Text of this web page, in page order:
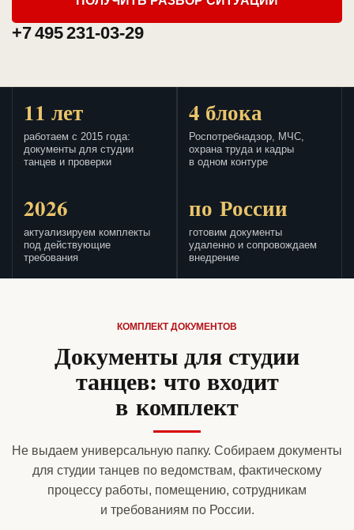
+7 495 231-03-29
11 лет
работаем с 2015 года:
документы для студии
танцев и проверки
4 блока
Роспотребнадзор, МЧС,
охрана труда и кадры
в одном контуре
2026
актуализируем комплекты
под действующие
требования
по России
готовим документы
удаленно и сопровождаем
внедрение
КОМПЛЕКТ ДОКУМЕНТОВ
Документы для студии
танцев: что входит
в комплект
Не выдаем универсальную папку. Собираем документы
для студии танцев по ведомствам, фактическому
процессу работы, помещению, сотрудникам
и требованиям по России.